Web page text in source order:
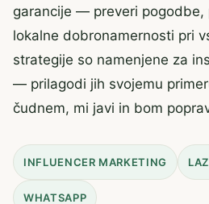
garancije — preveri pogodbe,
lokalne dobronamernosti pri
strategije so namenjene za
— prilagodi jih svojemu
čudnem, mi javi in bom
INFLUENCER MARKETING
WHATSAPP